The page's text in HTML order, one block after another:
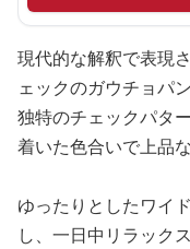
現代的な解釈で表現
ェックのガウチョパン
独特のチェックパタ
着いた色合いで上品
ゆったりとしたワイ
し、一日中リラック